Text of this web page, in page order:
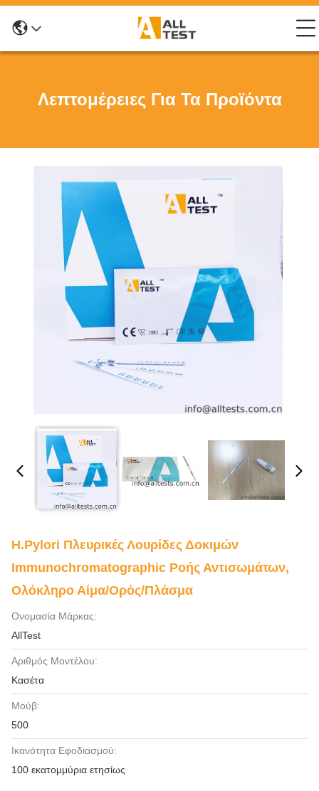
Λεπτομέρειες Για Τα Προϊόντα
H.pylori Πλευρικές Λουρίδες Δοκιμών
Immunochromatographic Ροής Αντισωμάτων,
Ολόκληρο Αίμα/ορός/πλάσμα
Ονομασία Μάρκας:
AllTest
Αριθμός Μοντέλου:
Κασέτα
Μούβ:
500
Ικανότητα Εφοδιασμού:
100 εκατομμύρια ετησίως